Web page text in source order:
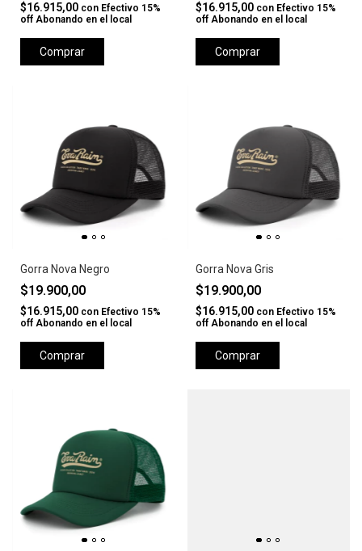
$16.915,00 con Efectivo 15%
off Abonando en el local
Comprar
$16.915,00 con Efectivo 15%
off Abonando en el local
Comprar
Gorra Nova Negro
$19.900,00
$16.915,00 con Efectivo 15%
off Abonando en el local
Comprar
Gorra Nova Gris
$19.900,00
$16.915,00 con Efectivo 15%
off Abonando en el local
Comprar